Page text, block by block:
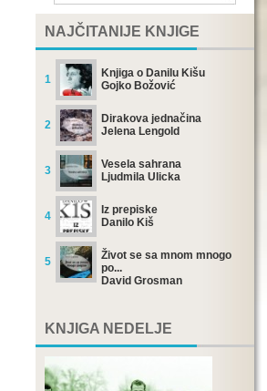
NAJČITANIJE KNJIGE
1
Knjiga o Danilu Kišu
Gojko Božović
2
Dirakova jednačina
Jelena Lengold
3
Vesela sahrana
Ljudmila Ulicka
4
Iz prepiske
Danilo Kiš
5
Život se sa mnom mnogo
po...
David Grosman
KNJIGA NEDELJE